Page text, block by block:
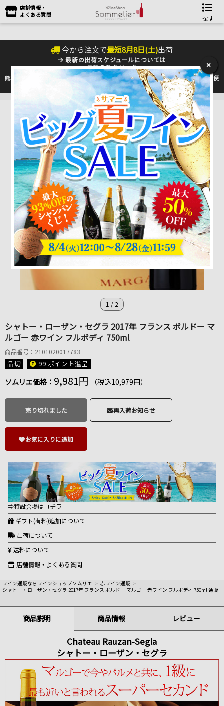
店舗情報・
よくある質問
探す
今から注文で最短8月8日(土)出荷
最新の出荷スケジュールについては
こちらをクリック
熊本地震の影響により九州への配送に遅れが生じております。最新情報は佐川急便
のHP
をご確認下さい。
1 / 2
シャトー・ローザン・セグラ 2017年 フランス ボルドー マ
ルゴー 赤ワイン フルボディ 750ml
商品番号：2101020017783
品切 99 ポイント進呈
ソムリエ価格： 9,981円 （税込10,979円）
売り切れました 再入荷お知らせ
お気に入りに追加
⇒特設会場はコチラ
ギフト(有料)追加について
出荷について
送料について
店舗情報・よくある質問
ワイン通販ならワインショップソムリエ > 赤ワイン通販 >
シャトー・ローザン・セグラ 2017年 フランス ボルドー マルゴー 赤ワイン フルボディ 750ml 通販
商品説明 商品情報 レビュー
Chateau Rauzan-Segla
シャトー・ローザン・セグラ
×